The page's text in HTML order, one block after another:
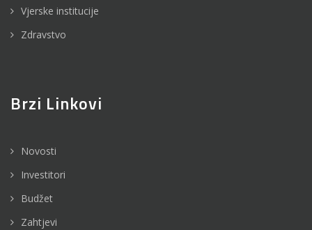
Vjerske institucije
Zdravstvo
Brzi Linkovi
Novosti
Investitori
Budžet
Zahtjevi